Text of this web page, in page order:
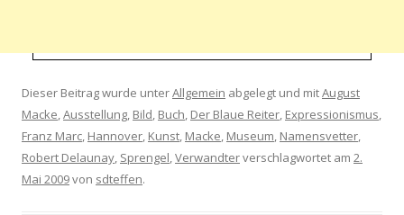
Dieser Beitrag wurde unterAllgemein abgelegt und mitAugust
Macke,Ausstellung, Bild, Buch, Der Blaue Reiter, Expressionismus,
Franz Marc, Hannover, Kunst, Macke, Museum, Namensvetter,
Robert Delaunay, Sprengel,Verwandterverschlagwortet am 2.
Mai 2009von sdteffen.